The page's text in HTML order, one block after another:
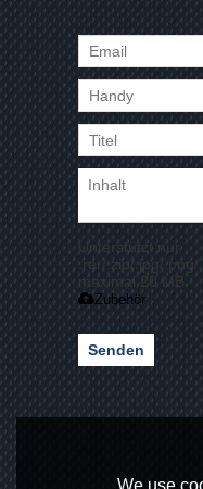
Unterstützt nur
.rar/.zip/.jpg/
maximal 20 MB
Zubehör
Senden